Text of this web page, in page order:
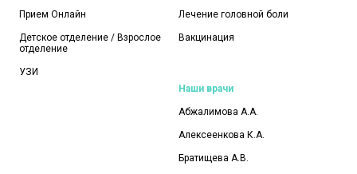
Услуги
Прием Онлайн
Детское отделение / Взрослое
Алексеенкова К.А.